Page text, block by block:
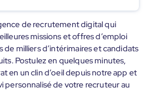
de recrutement digital qui
missions et offres d’emploi
de milliers d’intérimaires et candidats
Postulez en quelques minutes,
en un clin d’oeil depuis notre app et
personnalisé de votre recruteur au